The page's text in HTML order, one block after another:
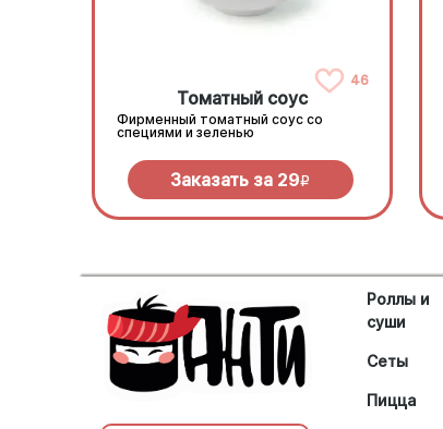
46
Томатный соус
Фирменный томатный соус со
специями и зеленью
Заказать за 29R
Роллы и
суши
Сеты
Пицца